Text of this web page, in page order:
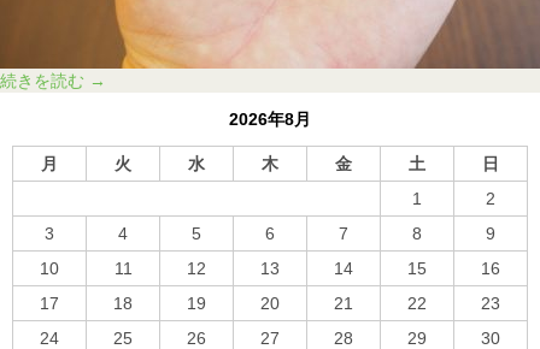
続きを読む 家
く
ト
ロ
→
2026年8月
月 火 水 木 金 土
日
1
2
3
4 5 6 7 8
9
10
11 12 13 14 15
16
17
18 19 20 21 22
23
24
25 26 27 28 29
30